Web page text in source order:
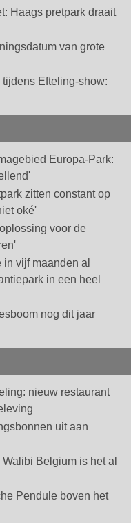
Haags pretpark draait
van grote
Efteling-show:
Europa-Park:
zitten constant op
oké'
voor de
vijf maanden al
in een heel
nog dit jaar
nieuw restaurant
uit aan
Belgium is het al
Pendule boven het